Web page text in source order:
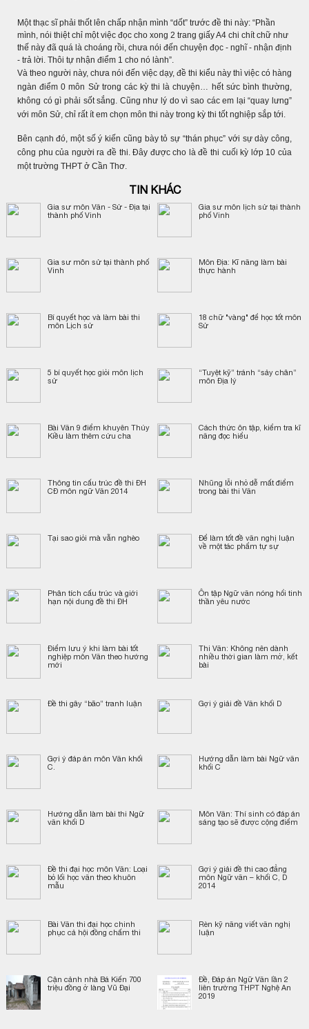
Một thạc sĩ phải thốt lên chấp nhận mình “dốt” trước đề thi này: “Phần
mình, nói thiệt chỉ một việc đọc cho xong 2 trang giấy A4 chi chít chữ như
thế này đã quá là choáng rồi, chưa nói đến chuyện đọc - nghĩ - nhận định
- trả lời. Thôi tự nhận điểm 1 cho nó lành”.
Và theo người này, chưa nói đến việc dạy, đề thi kiểu này thì việc có hàng
ngàn điểm 0 môn Sử trong các kỳ thi là chuyện… hết sức bình thường,
không có gì phải sốt sắng. Cũng như lý do vì sao các em lại “quay lưng”
với môn Sử, chỉ rất ít em chọn môn thi này trong kỳ thi tốt nghiệp sắp tới.
Bên cạnh đó, một số ý kiến cũng bày tỏ sự “thán phục” với sự dày công,
công phu của người ra đề thi. Đây được cho là đề thi cuối kỳ lớp 10 của
một trường THPT ở Cần Thơ.
TIN KHÁC
Gia sư môn Văn - Sử - Địa tại
thành phố Vinh
Gia sư môn lịch sử tại thành
phố Vinh
Gia sư môn sử tại thành phố
Vinh
Môn Địa: Kĩ năng làm bài
thực hành
Bí quyết học và làm bài thi
môn Lịch sử
18 chữ "vàng" để học tốt môn
Sử
5 bí quyết học giỏi môn lịch
sử
“Tuyệt kỹ” tránh “sảy chân”
môn Địa lý
Bài Văn 9 điểm khuyên Thúy
Kiều làm thêm cứu cha
Cách thức ôn tập, kiểm tra kĩ
năng đọc hiểu
Thông tin cấu trúc đề thi ĐH
CĐ môn ngữ Văn 2014
Nhũng lỗi nhỏ dễ mất điểm
trong bài thi Văn
Tại sao giỏi mà vẫn nghèo
Để làm tốt đề văn nghị luận
về một tác phẩm tự sự
Phân tích cấu trúc và giới
hạn nội dung đề thi ĐH
Ôn tập Ngữ văn nóng hổi tinh
thần yêu nước
Điểm lưu ý khi làm bài tốt
nghiệp môn Văn theo hướng
mới
Thi Văn: Không nên dành
nhiều thời gian làm mở, kết
bài
Đề thi gây “bão” tranh luận Gợi ý giải đề Văn khối D
Gợi ý đáp án môn Văn khối
C.
Hướng dẫn làm bài Ngữ văn
khối C
Hướng dẫn làm bài thi Ngữ
văn khối D
Môn Văn: Thí sinh có đáp án
sáng tạo sẽ được cộng điểm
Đề thi đại học môn Văn: Loại
bỏ lối học văn theo khuôn
mẫu
Gợi ý giải đề thi cao đẳng
môn Ngữ văn – khối C, D
2014
Bài Văn thi đại học chinh
phục cả hội đồng chấm thi
Rèn kỹ năng viết văn nghị
luận
Cận cảnh nhà Bá Kiến 700
triệu đồng ở làng Vũ Đại
Đề, Đáp án Ngữ Văn lần 2
liên trường THPT Nghệ An
2019